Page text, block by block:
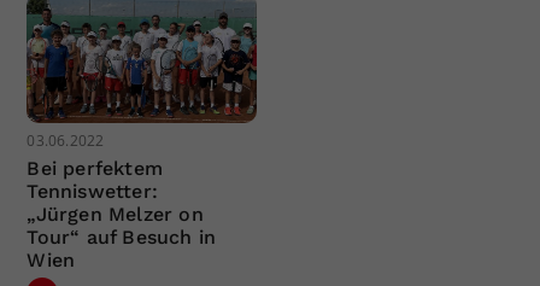
03.06.2022
Bei perfektem
Tenniswetter:
„Jürgen Melzer on
Tour“ auf Besuch in
Wien